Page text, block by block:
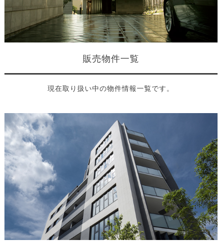
販売物件一覧
現在取り扱い中の物件情報一覧です。